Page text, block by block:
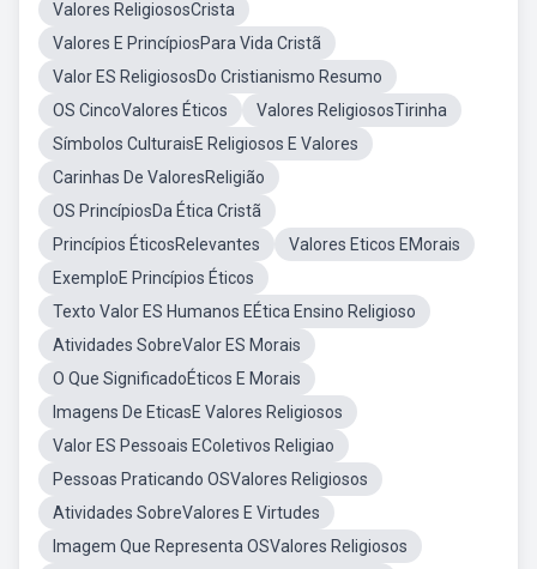
Valores ReligiososCrista
Valores E PrincípiosPara Vida Cristã
Valor ES ReligiososDo Cristianismo Resumo
OS CincoValores Éticos
Valores ReligiososTirinha
Símbolos CulturaisE Religiosos E Valores
Carinhas De ValoresReligião
OS PrincípiosDa Ética Cristã
Princípios ÉticosRelevantes
Valores Eticos EMorais
ExemploE Princípios Éticos
Texto Valor ES Humanos EÉtica Ensino Religioso
Atividades SobreValor ES Morais
O Que SignificadoÉticos E Morais
Imagens De EticasE Valores Religiosos
Valor ES Pessoais EColetivos Religiao
Pessoas Praticando OSValores Religiosos
Atividades SobreValores E Virtudes
Imagem Que Representa OSValores Religiosos